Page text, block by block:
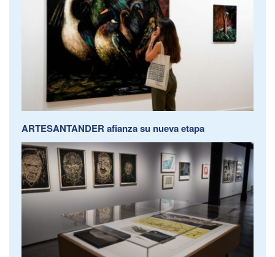
ARTESANTANDER afianza su nueva etapa